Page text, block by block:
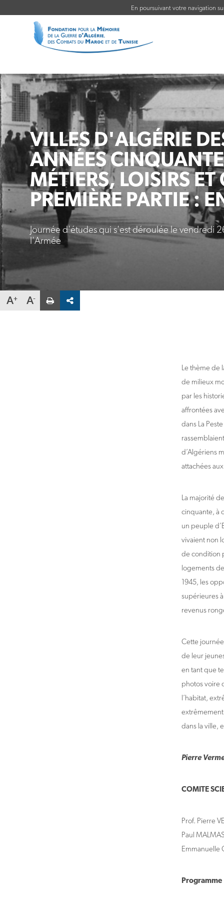
En poursuivant votre navigation
A A
VILLES D'ALGÉRIE
ANNÉES
MÉTIERS, LOISIRS
PREMIÈRE PARTIE :
Journée d'études qui s'est déroulée le vendredi
l'Armée
Le thème de
de milieux
par les
affrontées
dans La
d’Algériens
attachées
La majorité
cinquante, à
un peuple
vivaient non
de condition
logements
1945, les
supérieures
revenus
Cette
de leur
en tant que
photos voire
l’habitat,
extrêmement
dans la ville,
Pierre
COMITE
Prof. Pierre
Paul
Emmanuelle